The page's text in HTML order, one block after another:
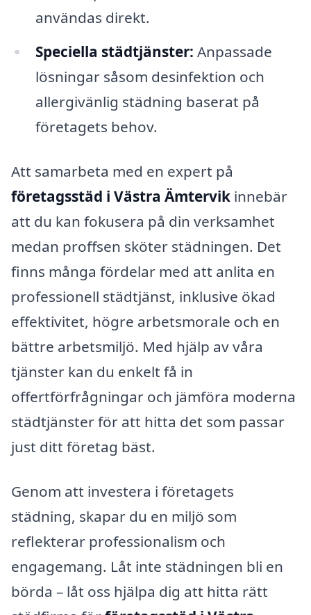
användas direkt.
Speciella städtjänster: Anpassade
lösningar såsom desinfektion och
allergivänlig städning baserat på
företagets behov.
Att samarbeta med en expert på
företagsstäd i Västra Ämtervik innebär
att du kan fokusera på din verksamhet
medan proffsen sköter städningen. Det
finns många fördelar med att anlita en
professionell städtjänst, inklusive ökad
effektivitet, högre arbetsmorale och en
bättre arbetsmiljö. Med hjälp av våra
tjänster kan du enkelt få in
offertförfrågningar och jämföra moderna
städtjänster för att hitta det som passar
just ditt företag bäst.
Genom att investera i företagets
städning, skapar du en miljö som
reflekterar professionalism och
engagemang. Låt inte städningen bli en
börda – låt oss hjälpa dig att hitta rätt